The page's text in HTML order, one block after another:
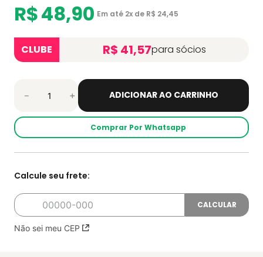
R$48,90 Em até 2x de R$ 24,45
CLUBE R$ 41,57para sócios
＋
－ ADICIONAR AO CARRINHO
Comprar Por Whatsapp
Não sei meu CEP